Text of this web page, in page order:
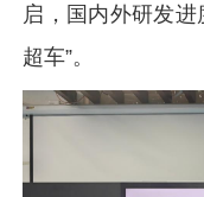
启，国内外研发
超车”。